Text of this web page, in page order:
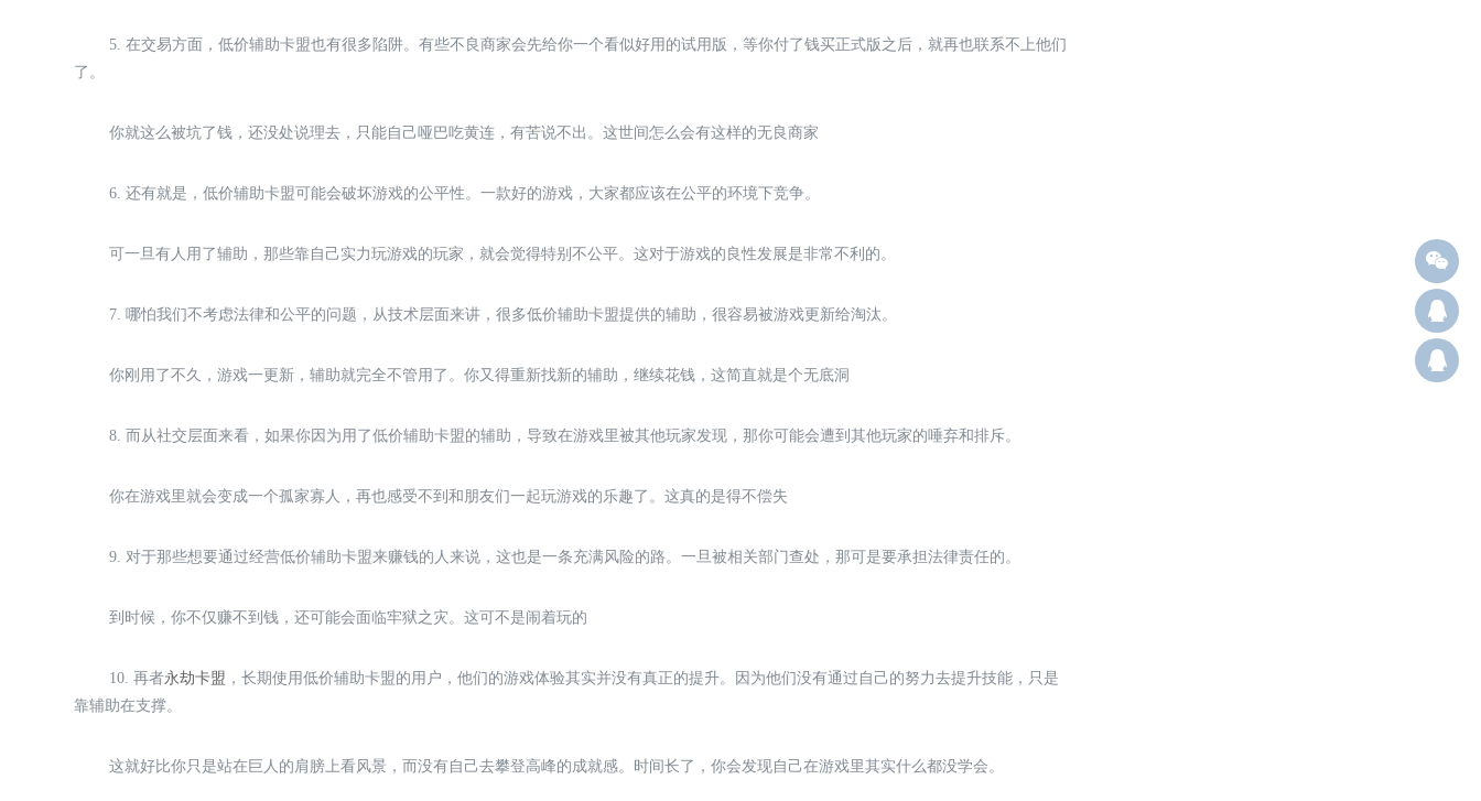
5. 在交易方面，低价辅助卡盟也有很多陷阱。有些不良商家会先给你一个看似好用的试用版，等你付了钱买正式版之后，就再也联系不上他们
了。
你就这么被坑了钱，还没处说理去，只能自己哑巴吃黄连，有苦说不出。这世间怎么会有这样的无良商家
6. 还有就是，低价辅助卡盟可能会破坏游戏的公平性。一款好的游戏，大家都应该在公平的环境下竞争。
可一旦有人用了辅助，那些靠自己实力玩游戏的玩家，就会觉得特别不公平。这对于游戏的良性发展是非常不利的。
7. 哪怕我们不考虑法律和公平的问题，从技术层面来讲，很多低价辅助卡盟提供的辅助，很容易被游戏更新给淘汰。
你刚用了不久，游戏一更新，辅助就完全不管用了。你又得重新找新的辅助，继续花钱，这简直就是个无底洞
8. 而从社交层面来看，如果你因为用了低价辅助卡盟的辅助，导致在游戏里被其他玩家发现，那你可能会遭到其他玩家的唾弃和排斥。
你在游戏里就会变成一个孤家寡人，再也感受不到和朋友们一起玩游戏的乐趣了。这真的是得不偿失
9. 对于那些想要通过经营低价辅助卡盟来赚钱的人来说，这也是一条充满风险的路。一旦被相关部门查处，那可是要承担法律责任的。
到时候，你不仅赚不到钱，还可能会面临牢狱之灾。这可不是闹着玩的
10. 再者永劫卡盟 ，长期使用低价辅助卡盟的用户，他们的游戏体验其实并没有真正的提升。因为他们没有通过自己的努力去提升技能，只是
靠辅助在支撑。
这就好比你只是站在巨人的肩膀上看风景，而没有自己去攀登高峰的成就感。时间长了，你会发现自己在游戏里其实什么都没学会。
群